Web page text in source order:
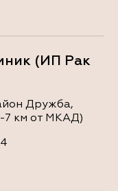
(ИП Рак
Дружба,
7 км от МКАД)